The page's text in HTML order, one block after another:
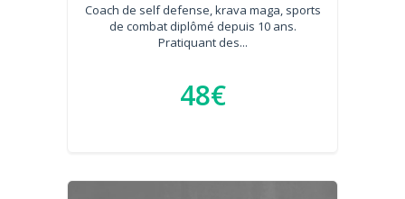
Coach de self defense, krava maga, sports
de combat diplômé depuis 10 ans.
Pratiquant des...
48€